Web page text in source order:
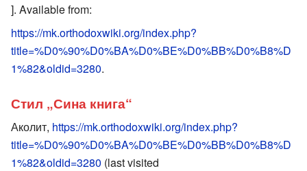
]. Available from:
https://mk.orthodoxwiki.org/index.php?
title=%D0%90%D0%BA%D0%BE%D0%BB%D0%B8%D
1%82&oldid=3280.
Стил „Сина книга“
Аколит, https://mk.orthodoxwiki.org/index.php?
title=%D0%90%D0%BA%D0%BE%D0%BB%D0%B8%D
1%82&oldid=3280 (last visited